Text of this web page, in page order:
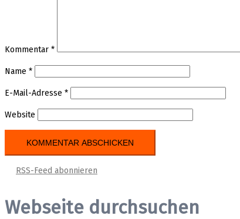
Kommentar *
Name *
E-Mail-Adresse *
Website
RSS-Feed abonnieren
Webseite durchsuchen